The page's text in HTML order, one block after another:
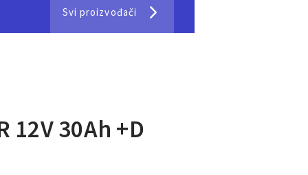
Svi proizvođači
12V 30Ah +D